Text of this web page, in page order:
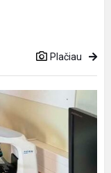
Plačiau